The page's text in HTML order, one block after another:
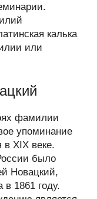
калька
или
фамилии
упоминание
XIX веке.
было
Новацкий,
в 1861 году.